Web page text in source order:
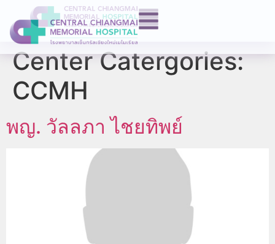
Center Catergories:
CCMH
พญ. วัลลภา ไชยทิพย์